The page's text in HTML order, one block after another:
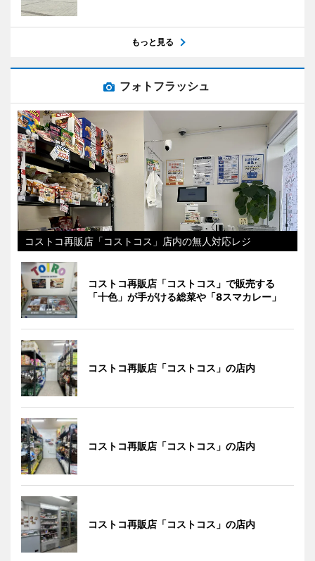
もっと見る
フォトフラッシュ
コストコ再販店「コストコス」店内の無人対応レジ
コストコ再販店「コストコス」で販売する
「十色」が手がける総菜や「8スマカレー」
コストコ再販店「コストコス」の店内
コストコ再販店「コストコス」の店内
コストコ再販店「コストコス」の店内